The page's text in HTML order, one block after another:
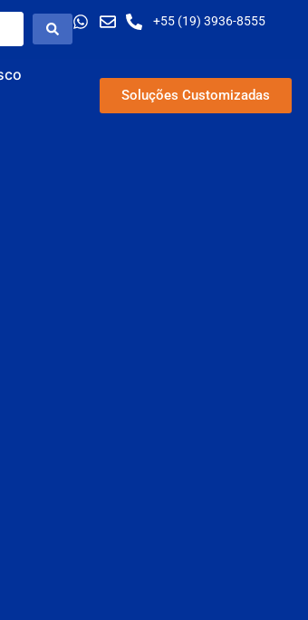
+55 (19) 3936-8555
Soluções Customizadas